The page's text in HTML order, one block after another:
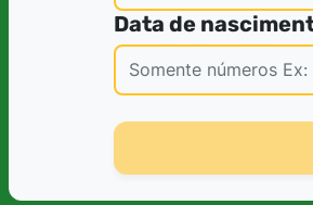
Data de